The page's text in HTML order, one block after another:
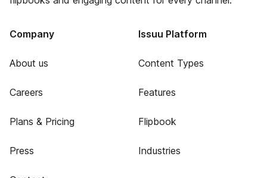
Company
About us
Careers
Plans & Pricing
Press
Issuu Platform
Content Types
Features
Flipbook
Industries